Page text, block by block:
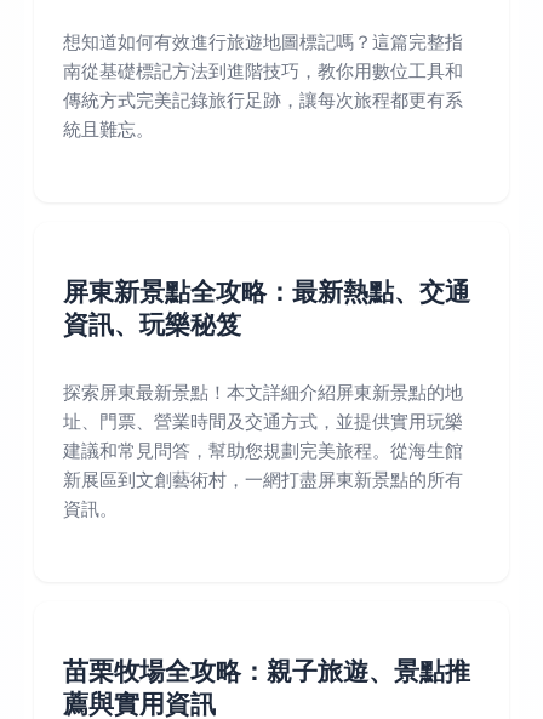
想知道如何有效進行旅遊地圖標記嗎？這篇完整指
南從基礎標記方法到進階技巧，教你用數位工具和
傳統方式完美記錄旅行足跡，讓每次旅程都更有系
統且難忘。
屏東新景點全攻略：最新熱點、交通
資訊、玩樂秘笈
探索屏東最新景點！本文詳細介紹屏東新景點的地
址、門票、營業時間及交通方式，並提供實用玩樂
建議和常見問答，幫助您規劃完美旅程。從海生館
新展區到文創藝術村，一網打盡屏東新景點的所有
資訊。
苗栗牧場全攻略：親子旅遊、景點推
薦與實用資訊